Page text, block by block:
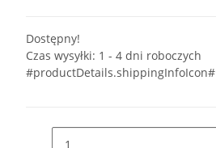
Dostępny!
Czas wysyłki: 1 - 4 dni roboczych
#productDetails.shippingInfoIcon#